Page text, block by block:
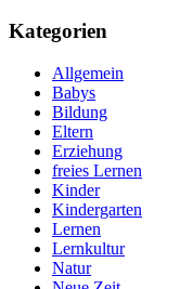
Kategorien
Allgemein
Babys
Bildung
Eltern
Erziehung
freies Lernen
Kinder
Kindergarten
Lernen
Lernkultur
Natur